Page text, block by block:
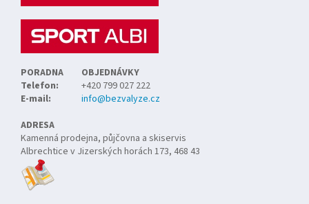
PORADNA
OBJEDNÁVKY
Telefon:
+420 799 027 222
E-mail:
info@bezvalyze.cz
ADRESA
Kamenná prodejna, půjčovna a skiservis
Albrechtice v Jizerských horách 173, 468 43